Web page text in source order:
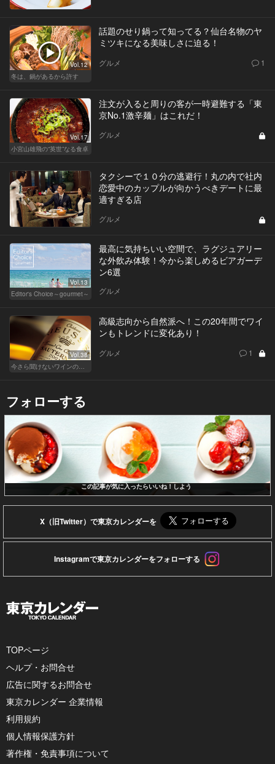
Vol.12
冬は、鍋があるから許す
話題のせり鍋って知ってる？仙台名物のヤ
ミツキになる美味しさに迫る！
グルメ 1
Vol.17
小宮山雄飛の“英世”なる食卓
注文が入ると周りの客が一時避難する「東
京No.1激辛麺」はこれだ！
グルメ
タクシーで１０分の逃避行！丸の内で社内
恋愛中のカップルが向かうべきデートに最
適すぎる店
グルメ
Vol.13
Editor's Choice～gourmet～
最高に気持ちいい空間で、ラグジュアリー
な外飲み体験！今から楽しめるビアガーデ
ン6選
グルメ
Vol.38
高級志向から自然派へ！この20年間でワイ
ンもトレンドに変化あり！
グルメ 1
フォローする
この記事が気に入ったらいいね！しよう
X（旧Twitter）で東京カレンダーを
Instagramで東京カレンダーをフォローする
TOPページ
ヘルプ・お問合せ
広告に関するお問合せ
東京カレンダー 企業情報
利用規約
個人情報保護方針
著作権・免責事項について